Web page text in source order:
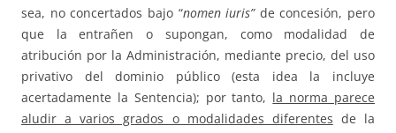
sea, no concertados bajo “nomen iuris”de concesión, pero
que la entrañen o supongan, como modalidad de
atribución por la Administración, mediante precio, del uso
privativo del dominio público (esta idea la incluye
acertadamente la Sentencia); por tanto, la norma parece
aludir a varios grados o modalidades diferentes de la